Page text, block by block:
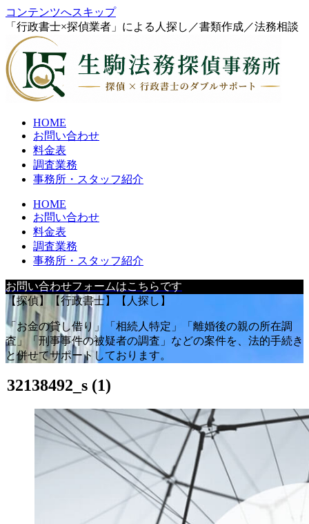
コンテンツへスキップ
「行政書士×探偵業者」による人探し／書類作成／法務相談
HOME
お問い合わせ
料金表
調査業務
事務所・スタッフ紹介
HOME
お問い合わせ
料金表
調査業務
事務所・スタッフ紹介
お問い合わせフォームはこちらです
【探偵】【行政書士】【人探し】
「お金の貸し借り」「相続人特定」「離婚後の親の所在調
査」「刑事事件の被疑者の調査」などの案件を、法的手続き
と併せてサポートしております。
32138492_s (1)